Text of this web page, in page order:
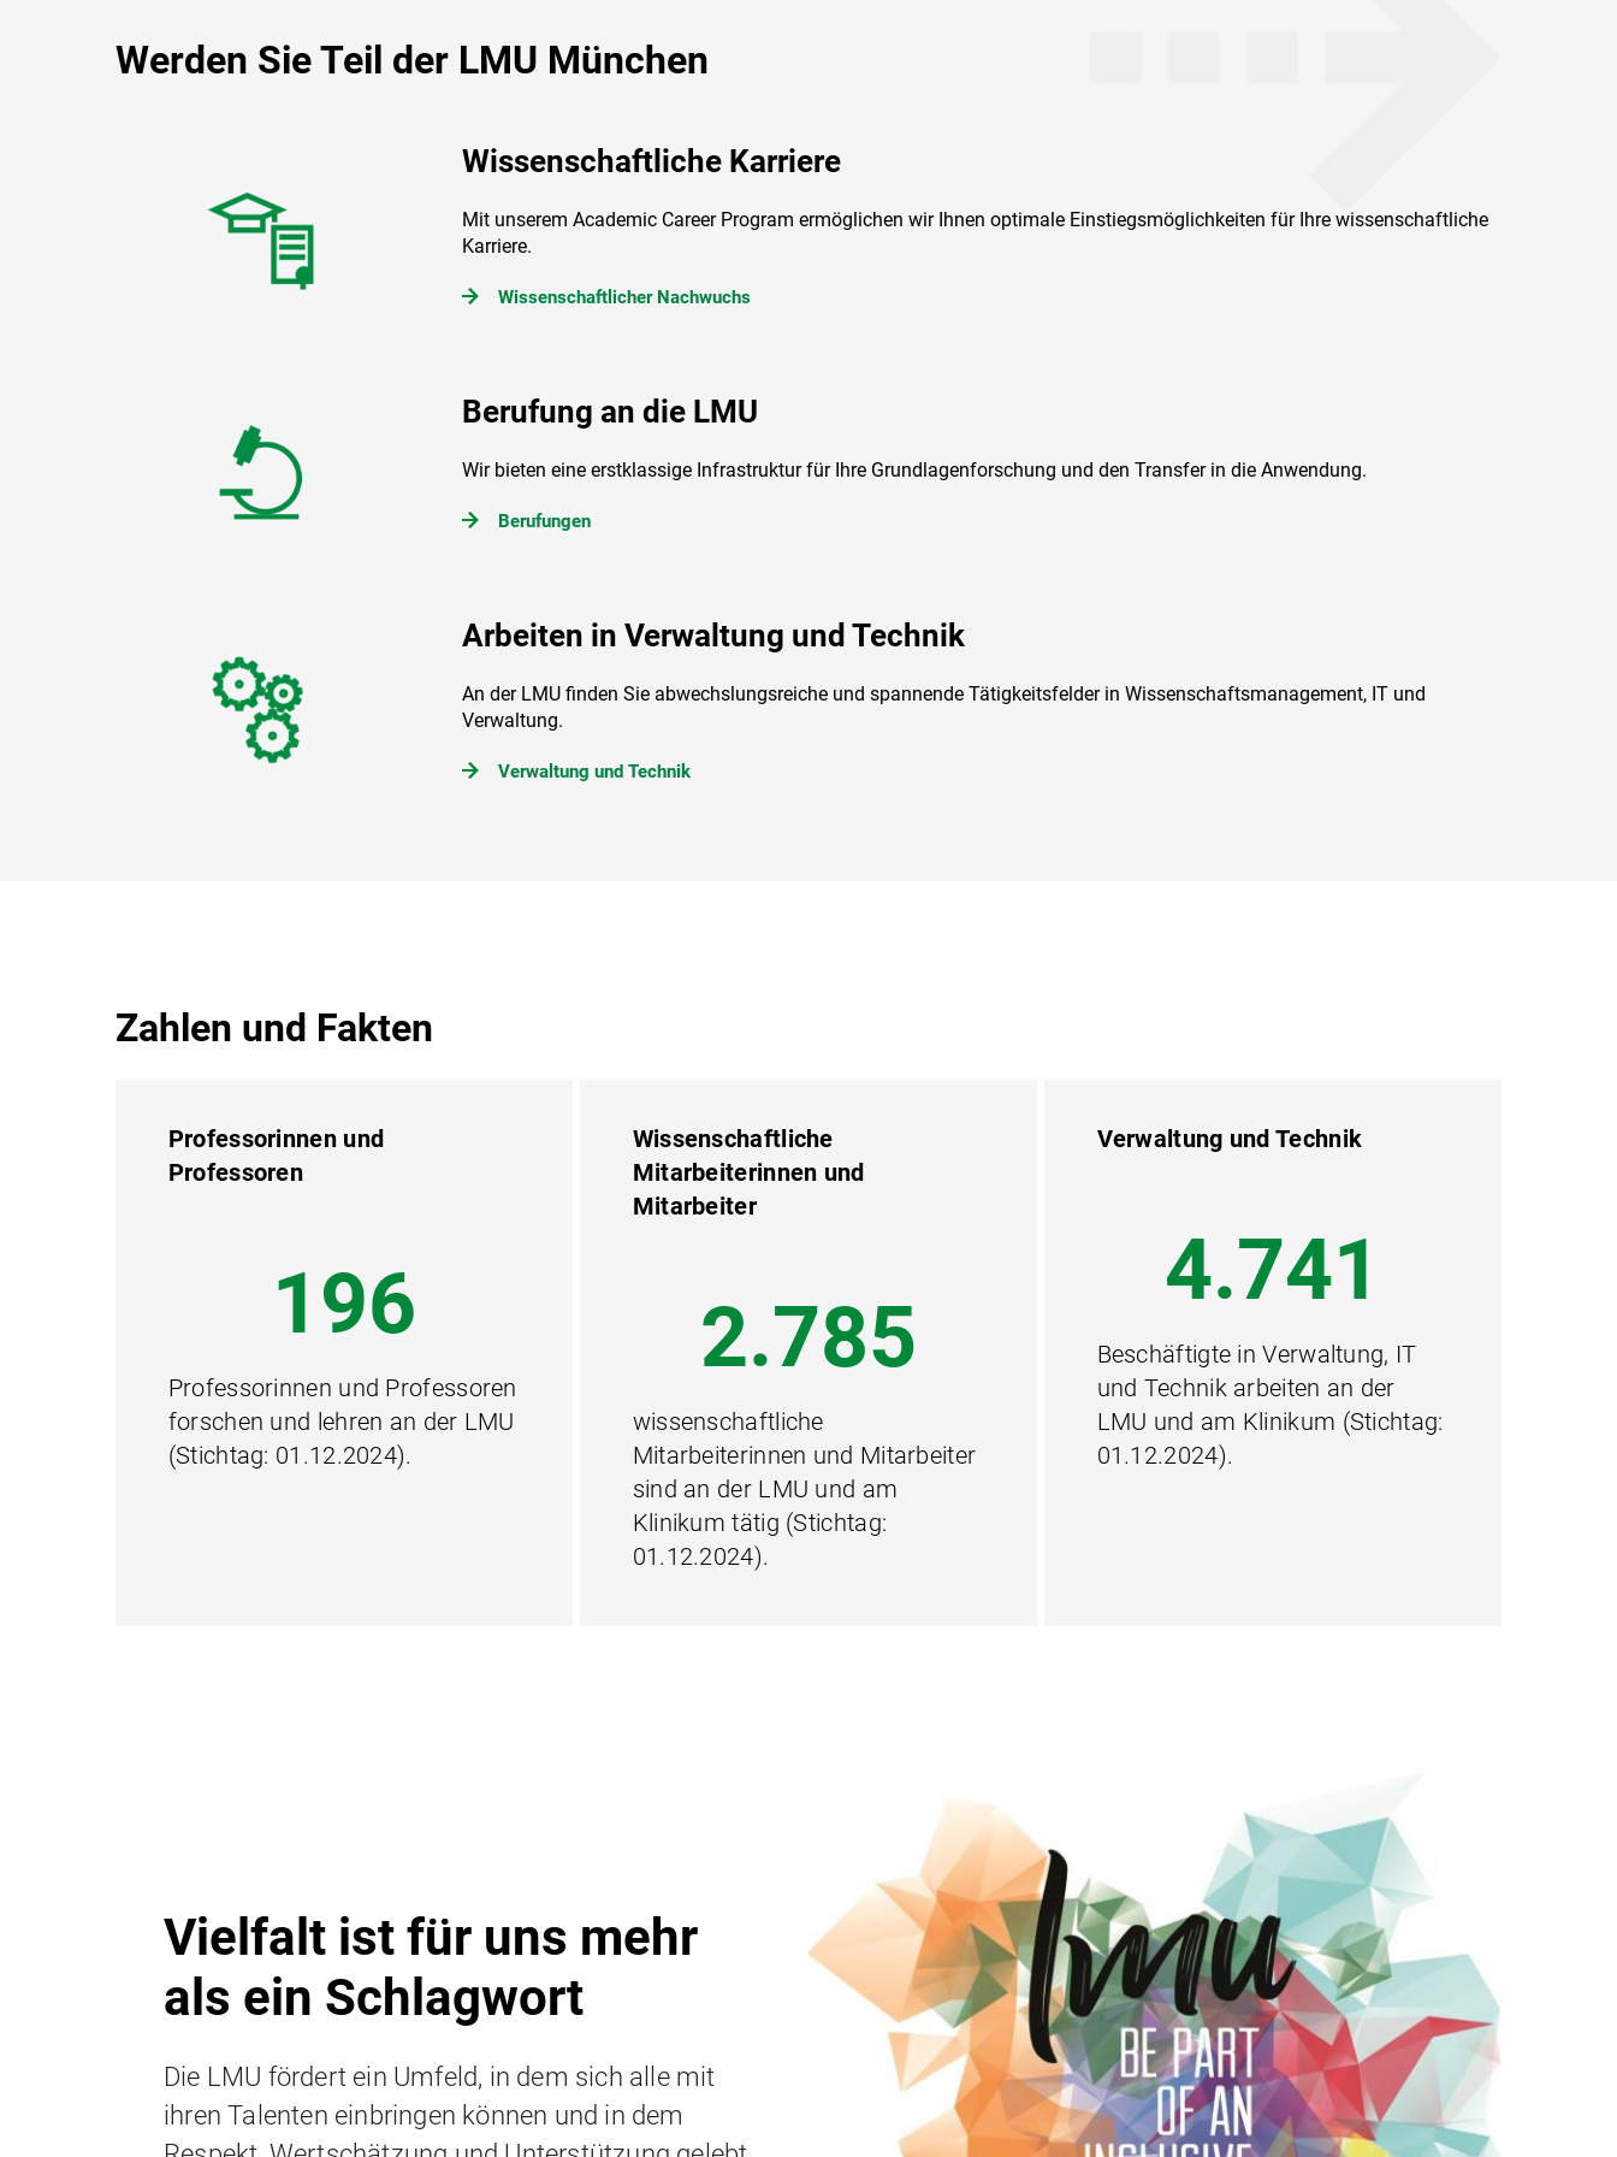
Werden Sie Teil der LMU München
Wissenschaftliche Karriere
Mit unserem Academic Career Program ermöglichen wir Ihnen optimale Einstiegsmöglichkeiten für Ihre wissenschaftliche
Karriere.
Wissenschaftlicher Nachwuchs
Berufung an die LMU
Wir bieten eine erstklassige Infrastruktur für Ihre Grundlagenforschung und den Transfer in die Anwendung.
Berufungen
Arbeiten in Verwaltung und Technik
An der LMU finden Sie abwechslungsreiche und spannende Tätigkeitsfelder in Wissenschaftsmanagement, IT und
Verwaltung.
Verwaltung und Technik
Zahlen und Fakten
Professorinnen und
Professoren
345
Professorinnen und Professoren
forschen und lehren an der LMU
(Stichtag: 01.12.2024).
Wissenschaftliche
Mitarbeiterinnen und
Mitarbeiter
4.994
wissenschaftliche
Mitarbeiterinnen und Mitarbeiter
sind an der LMU und am
Klinikum tätig (Stichtag:
01.12.2024).
Verwaltung und Technik
8.501
Beschäftigte in Verwaltung, IT
und Technik arbeiten an der
LMU und am Klinikum (Stichtag:
01.12.2024).
Vielfalt ist für uns mehr
als ein Schlagwort
Die LMU fördert ein Umfeld, in dem sich alle mit
ihren Talenten einbringen können und in dem